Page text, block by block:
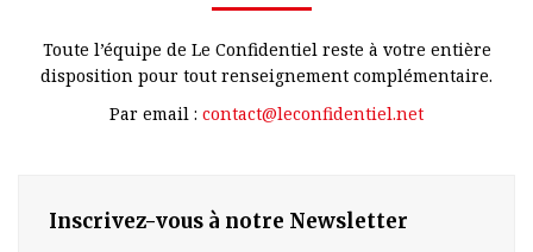
Toute l’équipe de Le Confidentiel reste à votre entière
disposition pour tout renseignement complémentaire.
Par email : contact@leconfidentiel.net
Inscrivez-vous à notre Newsletter